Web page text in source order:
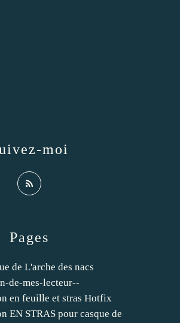
Pages
de L'arche des nacs
de-mes-lecteur--
en feuille et stras Hotfix
EN STRAS pour casque de
moi